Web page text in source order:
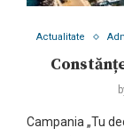
Actualitate
Campania „Tu